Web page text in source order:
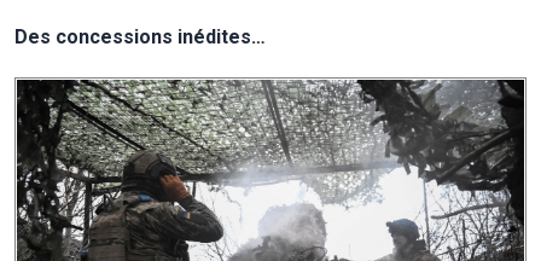
Des concessions inédites…